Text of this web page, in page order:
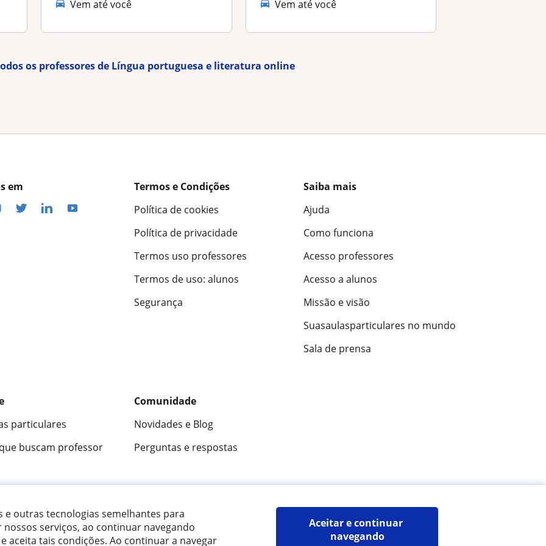
e outras tecnologias semelhantes para
serviços, ao continuar navegando
aceita tais condições. Ao continuar a navegar
Aceitar e continuar
navegando
Vem até você Vem até você
os professores de Língua portuguesa e literatura online
em
Termos e Condições
Política de cookies
Política de privacidade
Termos uso professores
Termos de uso: alunos
Segurança
Saiba mais
Ajuda
Como funciona
Acesso professores
Acesso a alunos
Missão e visão
Suasaulasparticulares no mundo
Sala de prensa
particulares
buscam professor
Comunidade
Novidades e Blog
Perguntas e respostas
opiniões de alunos